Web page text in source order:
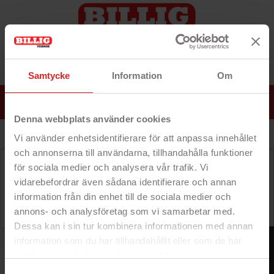
Samtycke Information Om
Denna webbplats använder cookies
Vi använder enhetsidentifierare för att anpassa innehållet
och annonserna till användarna, tillhandahålla funktioner
för sociala medier och analysera vår trafik. Vi
vidarebefordrar även sådana identifierare och annan
information från din enhet till de sociala medier och
annons- och analysföretag som vi samarbetar med.
Dessa kan i sin tur kombinera informationen med annan
information som du har tillhandahållit eller som de har
0
Kategorien er i øjeblikket tom
...og vi vil forsøge at besætte den så hurtigt som
muligt. I mellemtiden kan du navigere rundt på vores
websted på jagt efter andre fund!